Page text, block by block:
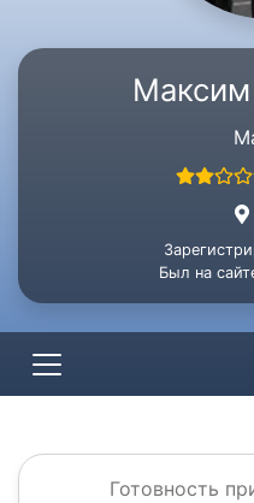
Был на
Готовность